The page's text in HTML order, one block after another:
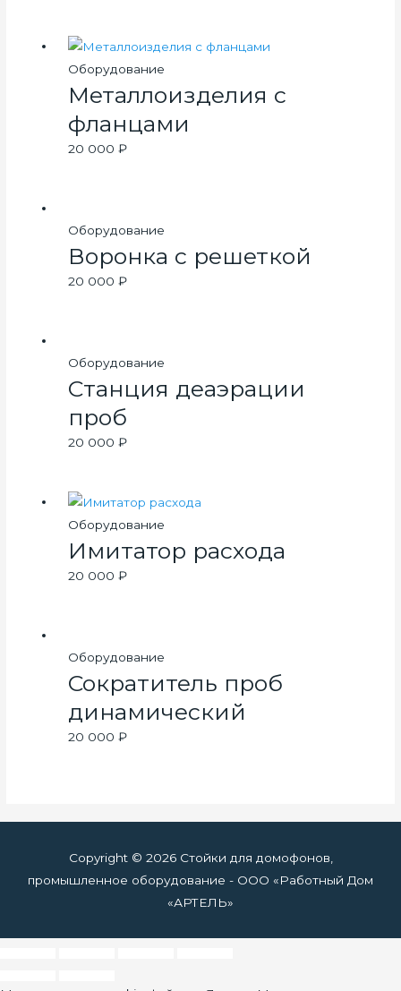
Оборудование
Металлоизделия с
фланцами
20 000 ₽
Оборудование
Воронка с решеткой
20 000 ₽
Оборудование
Станция деаэрации
проб
20 000 ₽
Оборудование
Имитатор расхода
20 000 ₽
Оборудование
Сократитель проб
динамический
20 000 ₽
Copyright © 2026 Стойки для домофонов,
промышленное оборудование - ООО «Работный Дом
«АРТЕЛЬ»